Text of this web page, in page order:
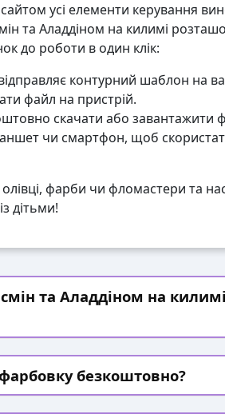
усі елементи керування
та Аладдіном на килимі
до роботи в один клік:
контурний шаблон на
файл на пристрій.
скачати або завантажити
чи смартфон, щоб
фарби чи фломастери та
дітьми!
та Аладдіном на
безкоштовно?